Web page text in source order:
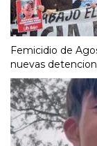
Femicidio de
nuevas